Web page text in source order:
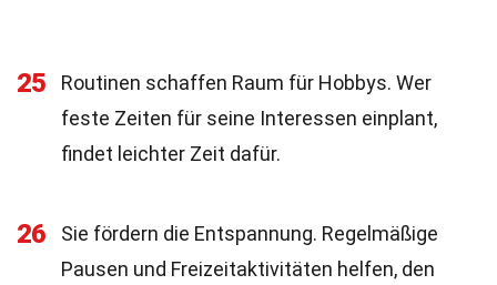
25
Routinen schaffen Raum für Hobbys. Wer
feste Zeiten für seine Interessen einplant,
findet leichter Zeit dafür.
26
Sie fördern die Entspannung. Regelmäßige
Pausen und Freizeitaktivitäten helfen, den